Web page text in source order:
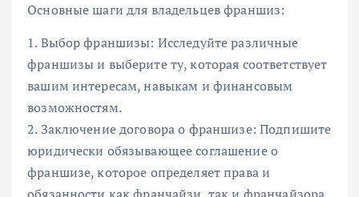
Основные шаги для владельцев франшиз:
1. Выбор франшизы: Исследуйте различные
франшизы и выберите ту, которая соответствует
вашим интересам, навыкам и финансовым
возможностям.
2. Заключение договора о франшизе: Подпишите
юридически обязывающее соглашение о
франшизе, которое определяет права и